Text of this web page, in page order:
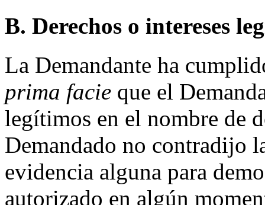
B. Derechos o intereses
La Demandante ha
prima facie que el
legítimos en el nombre de
Demandado no contradijo
evidencia alguna para
autorizado en algún